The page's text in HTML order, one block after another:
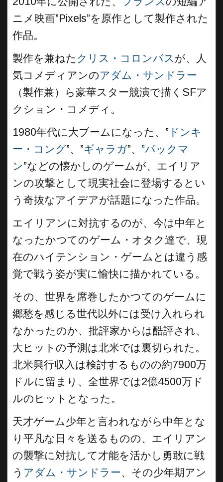
ニメ映画”Pixels”を原作として製作された
作品。
製作を兼ねた クリス・コロンバスが、人
気コメディアンのアダム・サンドラー
（製作兼）ら豪華スター競演で描くSFア
クション・コメディ。
1980年代に大ブームになった、” ドンキ
ー・コング”、”ギャラガ”、 ”パックマ
ン”などの懐かしのゲームが、エイリア
ンの攻撃として現実社会に登場するとい
う奇抜なアイデアが話題になった作品。
エイリアンに対抗するのが、今は中年と
なったかつてのゲーム・オタク達で、現
在のハイテンション・ゲームとは違う感
覚で戦う姿が実に愉快に描かれている。
その、世界を席巻したかつてのゲームに
郷愁を感じる世代以外には受け入れられ
なかったのか、批評家からは酷評され、
大ヒットの予測は北米では裏切られた。
北米興行収入は検討するものの約7900万
ドルに留まり、全世界では2億4500万ド
ルのヒットとなった。
天才ゲーム少年と言われながら中年とな
り平凡な日々を送るものの、エイリアン
の襲撃に対抗して才能を活かし勇敢に戦
う アダム・サンドラー、その少年期アン